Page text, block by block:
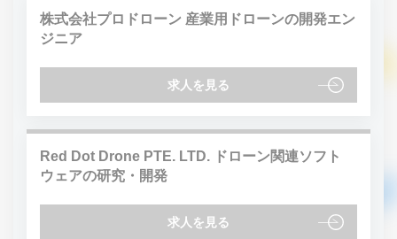
株式会社プロドローン 産業用ドローンの開発エン
ジニア
求人を見る
Red Dot Drone PTE. LTD. ドローン関連ソフト
ウェアの研究・開発
求人を見る